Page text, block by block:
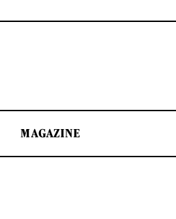
MAGAZINE